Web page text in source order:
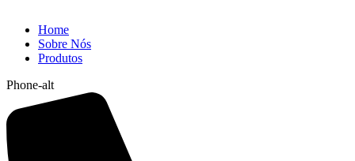
Home
Sobre Nós
Produtos
Phone-alt